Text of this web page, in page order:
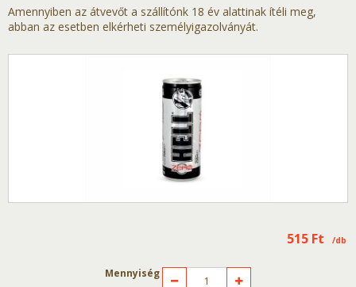
Amennyiben az átvevőt a szállítónk 18 év alattinak ítéli meg,
abban az esetben elkérheti személyigazolványát.
515 Ft /db
Mennyiség